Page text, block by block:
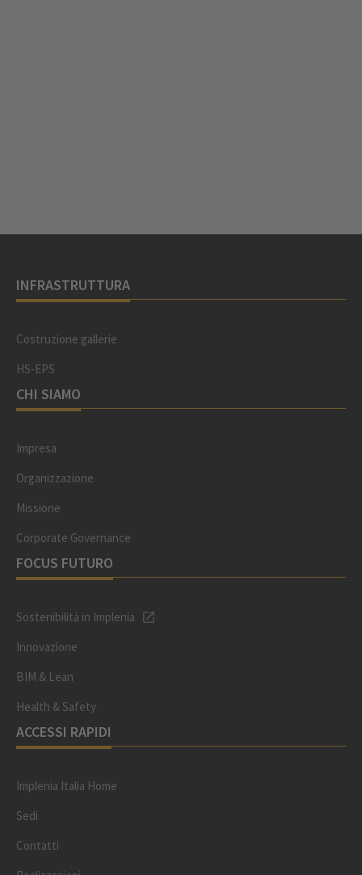
INFRASTRUTTURA
Costruzione gallerie
HS-EPS
CHI SIAMO
Impresa
Organizzazione
Missione
Corporate Governance
FOCUS FUTURO
Sostenibilità in Implenia
Innovazione
BIM & Lean
Health & Safety
ACCESSI RAPIDI
Implenia Italia Home
Sedi
Contatti